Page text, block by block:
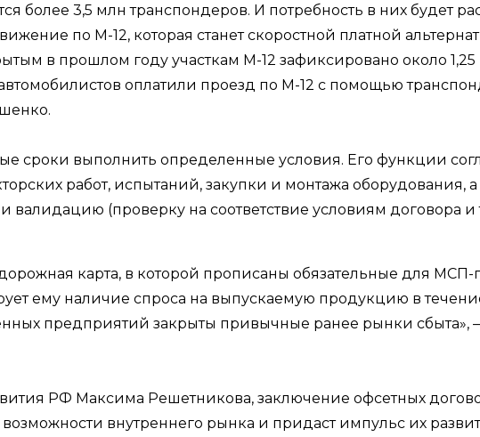
более 3,5 млн транспондеров. И потребность в них будет
по М-12, которая станет скоростной платной
в прошлом году участкам М-12 зафиксировано около
оплатили проезд по М-12 с помощью
сроки выполнить определенные условия. Его функции
работ, испытаний, закупки и монтажа
валидацию (проверку на соответствие условиям договора
карта, в которой прописаны обязательные для
ему наличие спроса на выпускаемую продукцию в
предприятий закрыты привычные ранее рынки
РФ Максима Решетникова, заключение офсетных
внутреннего рынка и придаст импульс их